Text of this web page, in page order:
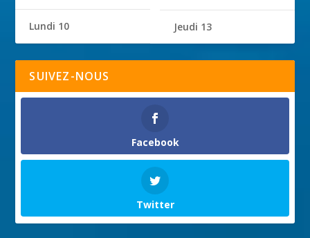
Lundi 10 Jeudi 13
SUIVEZ-NOUS
Facebook
Twitter